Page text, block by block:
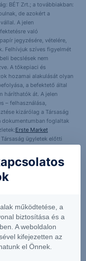
BÉT Zrt.; a továbbiakban:
de azokért a
A jelen
való
jegyzésére, vételére,
Felhívjuk szíves figyelmét
becslések nem
A tőkepiaci és
hozamai alakulását olyan
a befektető által
háríthatók át. A jelen
– felhasználása,
kizárólag a Társaság
dokumentumban foglaltak
Erste Market
ügyletek előtti
visszahívást
kérése
működtetése, a
biztosítása és a
A weboldalon
kifejezetten az
el Önnek.